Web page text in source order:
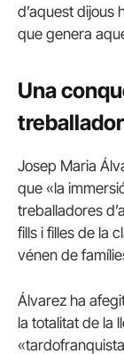
d’aquest dijous
que genera
Una
Josep Maria
que «la
treballadores
fills i filles de la
vénen de
Álvarez ha
la totalitat de la